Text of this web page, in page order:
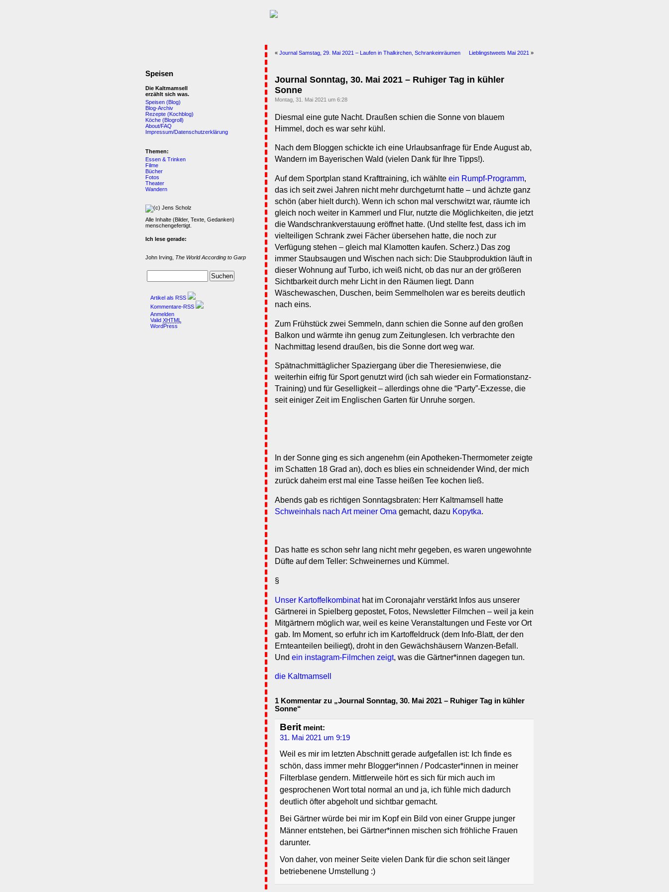
« Journal Samstag, 29. Mai 2021 – Laufen in Thalkirchen, Schrankeinräumen Lieblingstweets Mai 2021 »
Journal Sonntag, 30. Mai 2021 – Ruhiger Tag in kühler
Sonne
Montag, 31. Mai 2021 um 6:28
Diesmal eine gute Nacht. Draußen schien die Sonne von blauem
Himmel, doch es war sehr kühl.
Nach dem Bloggen schickte ich eine Urlaubsanfrage für Ende August ab,
Wandern im Bayerischen Wald (vielen Dank für Ihre Tipps!).
Auf dem Sportplan stand Krafttraining, ich wählte ein Rumpf-Programm,
das ich seit zwei Jahren nicht mehr durchgeturnt hatte – und ächzte ganz
schön (aber hielt durch). Wenn ich schon mal verschwitzt war, räumte ich
gleich noch weiter in Kammerl und Flur, nutzte die Möglichkeiten, die jetzt
die Wandschrankverstauung eröffnet hatte. (Und stellte fest, dass ich im
vielteiligen Schrank zwei Fächer übersehen hatte, die noch zur
Verfügung stehen – gleich mal Klamotten kaufen. Scherz.) Das zog
immer Staubsaugen und Wischen nach sich: Die Staubproduktion läuft in
dieser Wohnung auf Turbo, ich weiß nicht, ob das nur an der größeren
Sichtbarkeit durch mehr Licht in den Räumen liegt. Dann
Wäschewaschen, Duschen, beim Semmelholen war es bereits deutlich
nach eins.
Zum Frühstück zwei Semmeln, dann schien die Sonne auf den großen
Balkon und wärmte ihn genug zum Zeitunglesen. Ich verbrachte den
Nachmittag lesend draußen, bis die Sonne dort weg war.
Spätnachmittäglicher Spaziergang über die Theresienwiese, die
weiterhin eifrig für Sport genutzt wird (ich sah wieder ein Formationstanz-
Training) und für Geselligkeit – allerdings ohne die “Party”-Exzesse, die
seit einiger Zeit im Englischen Garten für Unruhe sorgen.
In der Sonne ging es sich angenehm (ein Apotheken-Thermometer zeigte
im Schatten 18 Grad an), doch es blies ein schneidender Wind, der mich
zurück daheim erst mal eine Tasse heißen Tee kochen ließ.
Abends gab es richtigen Sonntagsbraten: Herr Kaltmamsell hatte
Schweinhals nach Art meiner Oma gemacht, dazu Kopytka.
Das hatte es schon sehr lang nicht mehr gegeben, es waren ungewohnte
Düfte auf dem Teller: Schweinernes und Kümmel.
§
Unser Kartoffelkombinathat im Coronajahr verstärkt Infos aus unserer
Gärtnerei in Spielberg gepostet, Fotos, Newsletter Filmchen – weil ja kein
Mitgärtnern möglich war, weil es keine Veranstaltungen und Feste vor Ort
gab. Im Moment, so erfuhr ich im Kartoffeldruck (dem Info-Blatt, der den
Ernteanteilen beiliegt), droht in den Gewächshäusern Wanzen-Befall.
Und ein instagram-Filmchen zeigt, was die Gärtner*innen dagegen tun.
die Kaltmamsell
1 Kommentar zu „Journal Sonntag, 30. Mai 2021 – Ruhiger Tag in kühler
Sonne“
Berit meint:
31. Mai 2021 um 9:19
Weil es mir im letzten Abschnitt gerade aufgefallen ist: Ich finde es
schön, dass immer mehr Blogger*innen / Podcaster*innen in meiner
Filterblase gendern. Mittlerweile hört es sich für mich auch im
gesprochenen Wort total normal an und ja, ich fühle mich dadurch
deutlich öfter abgeholt und sichtbar gemacht.
Bei Gärtner würde bei mir im Kopf ein Bild von einer Gruppe junger
Männer entstehen, bei Gärtner*innen mischen sich fröhliche Frauen
darunter.
Von daher, von meiner Seite vielen Dank für die schon seit länger
betriebenene Umstellung :)
Speisen
Die Kaltmamsell
erzählt sich was.
Speisen (Blog)
Blog-Archiv
Rezepte (Kochblog)
Köche (Blogroll)
About/FAQ
Impressum/Datenschutzerklärung
Themen:
Essen & Trinken
Filme
Bücher
Fotos
Theater
Wandern
Alle Inhalte (Bilder, Texte, Gedanken)
menschengefertigt.
Ich lese gerade:
John Irving, The World According to Garp
Artikel als RSS
Kommentare-RSS
Anmelden
Valid XHTML
WordPress